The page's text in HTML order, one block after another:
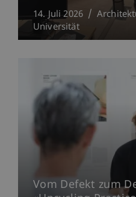
14. Juli 2026
Universität
Vom Defekt zum